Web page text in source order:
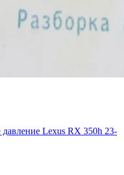
Lexus RX 350h 23-